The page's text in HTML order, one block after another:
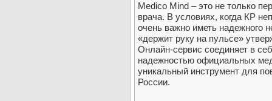
Medico Mind – это не только
врача. В условиях, когда КР
очень важно иметь надежного
«держит руку на пульсе»
Онлайн-сервис соединяет в
надежностью официальных
уникальный инструмент для
России.